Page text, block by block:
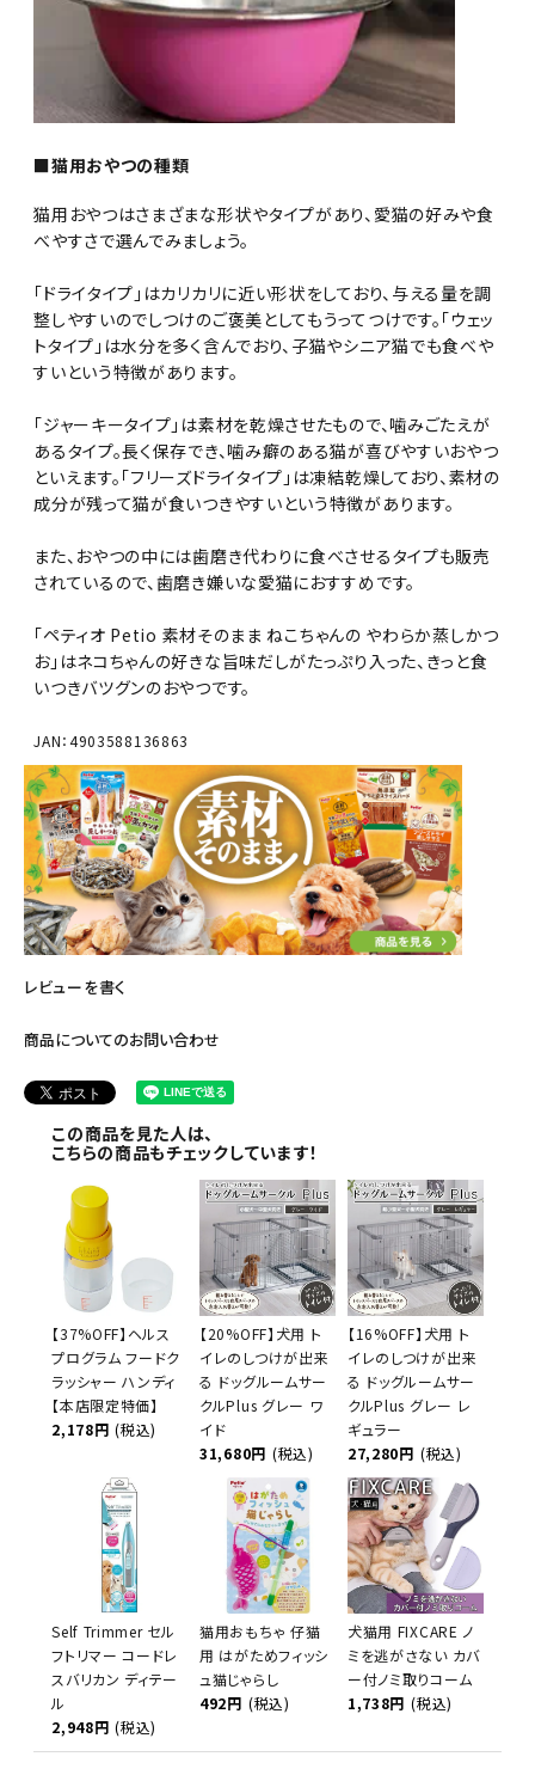
■猫用おやつの種類
猫用おやつはさまざまな形状やタイプがあり、愛猫の好みや食
べやすさで選んでみましょう。
「ドライタイプ」はカリカリに近い形状をしており、与える量を調
整しやすいのでしつけのご褒美としてもうってつけです。「ウェッ
トタイプ」は水分を多く含んでおり、子猫やシニア猫でも食べや
すいという特徴があります。
「ジャーキータイプ」は素材を乾燥させたもので、噛みごたえが
あるタイプ。長く保存でき、噛み癖のある猫が喜びやすいおやつ
といえます。「フリーズドライタイプ」は凍結乾燥しており、素材の
成分が残って猫が食いつきやすいという特徴があります。
また、おやつの中には歯磨き代わりに食べさせるタイプも販売
されているので、歯磨き嫌いな愛猫におすすめです。
「ペティオ Petio 素材そのまま ねこちゃんの やわらか蒸しかつ
お」はネコちゃんの好きな旨味だしがたっぷり入った、きっと食
いつきバツグンのおやつです。
JAN：4903588136863
レビューを書く
商品についてのお問い合わせ
この商品を見た人は、
こちらの商品もチェックしています！
【37%OFF】ヘルス
プログラム フードク
ラッシャー ハンディ
【本店限定特価】
2,178円 (税込)
【20%OFF】犬用 ト
イレのしつけが出来
る ドッグルームサー
クルPlus グレー ワ
イド
31,680円 (税込)
【16%OFF】犬用 ト
イレのしつけが出来
る ドッグルームサー
クルPlus グレー レ
ギュラー
27,280円 (税込)
Self Trimmer セル
フトリマー コードレ
スバリカン ディテー
ル
2,948円 (税込)
猫用おもちゃ 仔猫
用 はがためフィッシ
ュ猫じゃらし
492円 (税込)
犬猫用 FIXCARE ノ
ミを逃がさない カバ
ー付ノミ取りコーム
1,738円 (税込)